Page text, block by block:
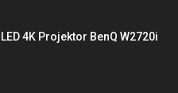
4K Projektor BenQ W2720i